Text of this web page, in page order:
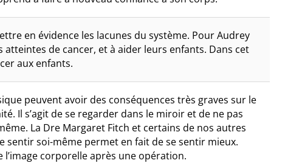
en évidence les lacunes du système. Pour Audrey
atteintes de cancer, et à aider leurs enfants. Dans cet
aux enfants.
peuvent avoir des conséquences très graves sur le
Il s’agit de se regarder dans le miroir et de ne pas
La Dre Margaret Fitch et certains de nos autres
sentir soi-même permet en fait de se sentir mieux.
l’image corporelle après une opération.